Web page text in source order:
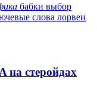
бабки выбор
слова лорвеи
на стеройдах